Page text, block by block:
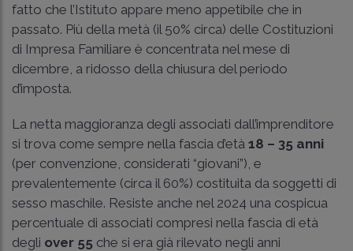
fatto che l’Istituto appare meno appetibile che in
passato. Più della metà (il 50% circa) delle Costituzioni
di Impresa Familiare è concentrata nel mese di
dicembre, a ridosso della chiusura del periodo
d’imposta.
La netta maggioranza degli associati dall’imprenditore
si trova come sempre nella fascia d’età 18 – 35 anni
(per convenzione, considerati “giovani”), e
prevalentemente (circa il 60%) costituita da soggetti di
sesso maschile. Resiste anche nel 2024 una cospicua
percentuale di associati compresi nella fascia di età
degli over 55 che si era già rilevato negli anni